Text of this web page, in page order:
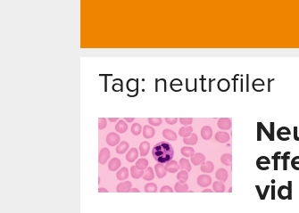
Tag: neutrofiler